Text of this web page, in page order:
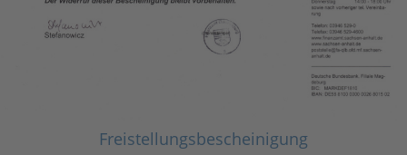
Freistellungsbescheinigung